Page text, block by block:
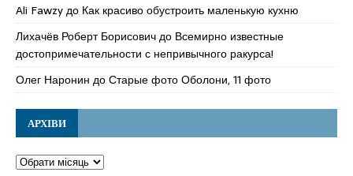
Ali Fawzyдо Как красиво обустроить маленькую кухню
Лихачёв Роберт Борисовичдо Всемирно известные
достопримечательности с непривычного ракурса!
Олег Наронин доСтарые фото Оболони, 11 фото
АРХІВИ